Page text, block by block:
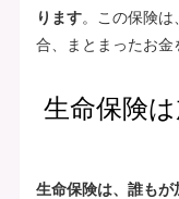
ります。この保険は
合、まとまったお金
生命保険
生命保険は、誰もが